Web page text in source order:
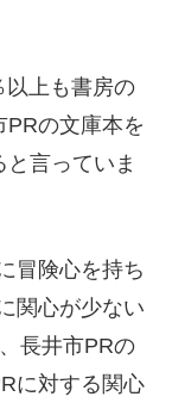
以上も書房の
の文庫本を
言っていま
冒険心を持ち
関心が少ない
長井市PRの
に対する関心